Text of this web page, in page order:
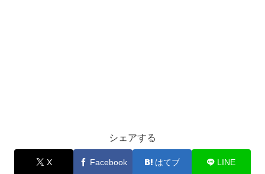
シェアする
X Facebook はてブ LINE